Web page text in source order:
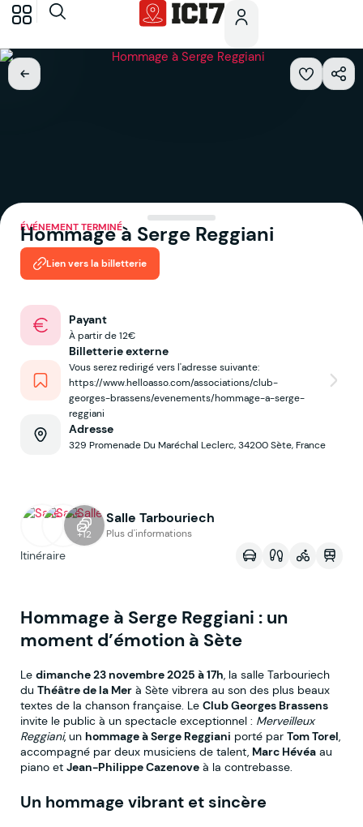
ÉVÉNEMENT TERMINÉ
Hommage à Serge Reggiani
Payant
À partir de 12€
Billetterie externe
Vous serez redirigé vers l'adresse suivante:
https://www.helloasso.com/associations/club-
georges-brassens/evenements/hommage-a-serge-
reggiani
Adresse
329 Promenade Du Maréchal Leclerc, 34200 Sète, France
+12
Salle Tarbouriech
Plus d'informations
Voir sur la map
Itinéraire
Hommage à Serge Reggiani : un
moment d’émotion à Sète
Le dimanche 23 novembre 2025 à 17h , la salle Tarbouriech
du Théâtre de la Mer à Sète vibrera au son des plus beaux
textes de la chanson française. Le Club Georges Brassens
invite le public à un spectacle exceptionnel : Merveilleux
Reggiani, un hommage à Serge Reggiani porté par Tom Torel
accompagné par deux musiciens de talent, Marc Hévéa au
piano et Jean-Philippe Cazenove à la contrebasse.
Un hommage vibrant et sincère
Lien vers la billetterie